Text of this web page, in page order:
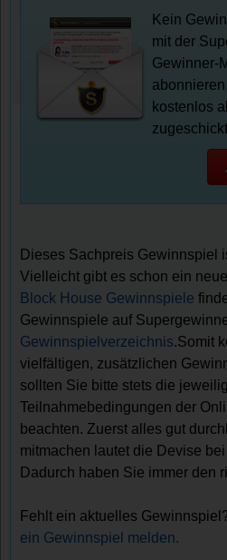
Kein
mit der
Gewinner-
kostenlos
Dieses Sachpreis Gewinnspiel
Vielleicht gibt es schon ein
Block House Gewinnspiele
Gewinnspiele auf
Gewinnspielverzeichnis.Somit
vielfältigen, zusätzlichen
sollten Sie bitte stets die
Teilnahmebedingungen der
beachten. Zuerst alles gut
mitmachen lautet die Devise
Dadurch haben Sie immer den
Fehlt ein aktuelles
ein Gewinnspiel melden.